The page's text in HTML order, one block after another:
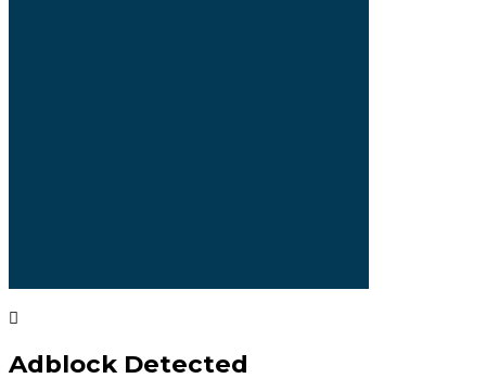
Adblock Detected